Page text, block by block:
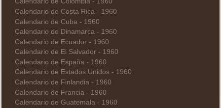
Calendario de Costa Rica - 1960
Calendario de Cuba - 1960
Calendario de Dinamarca - 1960
Calendario de Ecuador - 1960
Calendario de El Salvador - 1960
Calendario de España - 1960
Calendario de Estados Unidos - 1960
Calendario de Finlandia - 1960
Calendario de Francia - 1960
Calendario de Guatemala - 1960